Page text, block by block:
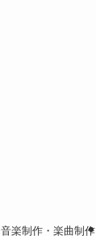
音楽制作・楽曲制作